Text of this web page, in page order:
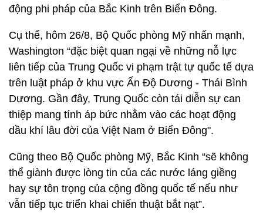
động phi pháp của Bắc Kinh trên Biển Đông.
Cụ thể, hôm 26/8, Bộ Quốc phòng Mỹ nhấn mạnh,
Washington “đặc biệt quan ngại về những nỗ lực
liên tiếp của Trung Quốc vi phạm trật tự quốc tế dựa
trên luật pháp ở khu vực Ấn Độ Dương - Thái Bình
Dương. Gần đây, Trung Quốc còn tái diễn sự can
thiệp mang tính áp bức nhằm vào các hoạt động
dầu khí lâu đời của Việt Nam ở Biển Đông".
Cũng theo Bộ Quốc phòng Mỹ, Bắc Kinh “sẽ không
thể giành được lòng tin của các nước láng giềng
hay sự tôn trọng của cộng đồng quốc tế nếu như
vẫn tiếp tục triển khai chiến thuật bắt nạt”.